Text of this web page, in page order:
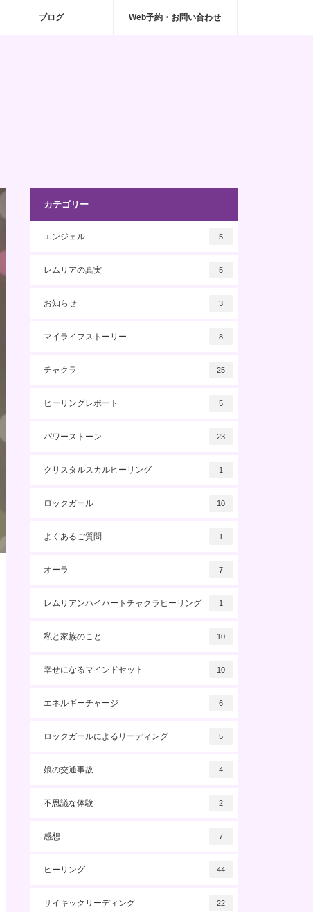
ブログ Web予約・お問い合わせ
カテゴリー
エンジェル 5
レムリアの真実 5
お知らせ 3
マイライフストーリー 8
チャクラ 25
ヒーリングレポート 5
パワーストーン 23
クリスタルスカルヒーリング 1
ロックガール 10
よくあるご質問 1
オーラ 7
レムリアンハイハートチャクラヒーリング 1
私と家族のこと 10
幸せになるマインドセット 10
エネルギーチャージ 6
ロックガールによるリーディング 5
娘の交通事故 4
不思議な体験 2
感想 7
ヒーリング 44
サイキックリーディング 22